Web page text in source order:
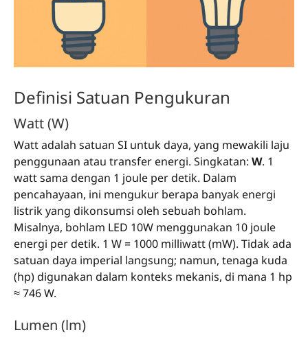
Definisi Satuan Pengukuran
Watt (W)
Watt adalah satuan SI untuk daya, yang mewakili laju
penggunaan atau transfer energi. Singkatan: W. 1
watt sama dengan 1 joule per detik. Dalam
pencahayaan, ini mengukur berapa banyak energi
listrik yang dikonsumsi oleh sebuah bohlam.
Misalnya, bohlam LED 10W menggunakan 10 joule
energi per detik. 1 W = 1000 milliwatt (mW). Tidak ada
satuan daya imperial langsung; namun, tenaga kuda
(hp) digunakan dalam konteks mekanis, di mana 1 hp
≈ 746 W.
Lumen (lm)